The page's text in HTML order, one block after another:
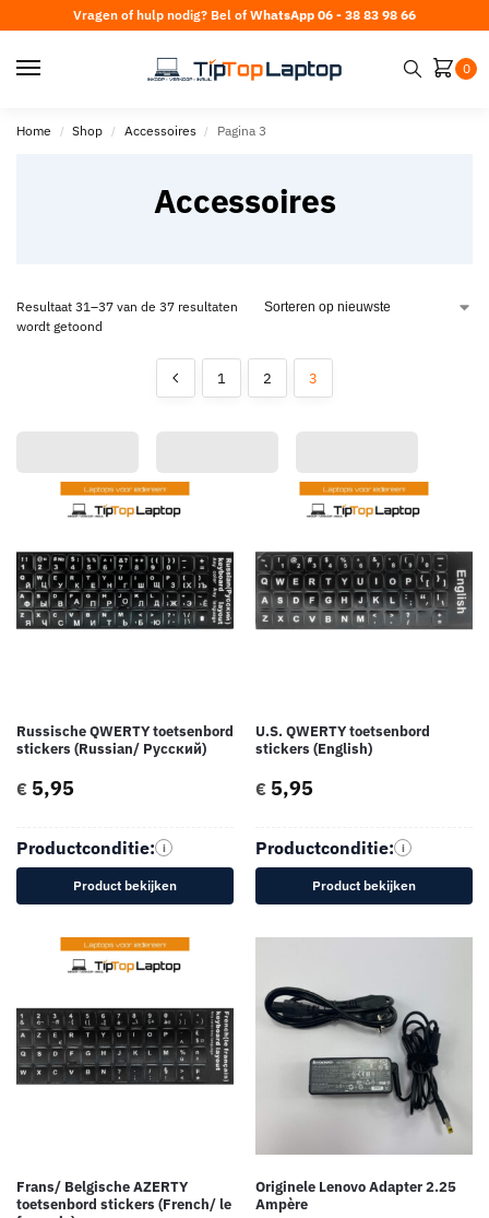
Vragen of hulp nodig? Bel of WhatsApp 06 - 38 83 98 66
0
Home / Shop / Accessoires / Pagina 3
Accessoires
Resultaat 31–37 van de 37 resultaten
wordt getoond
1 2 3
Russische QWERTY toetsenbord
stickers (Russian/ Русский)
€ 5,95
Productconditie: i
Product bekijken
U.S. QWERTY toetsenbord
stickers (English)
€ 5,95
Productconditie: i
Product bekijken
Frans/ Belgische AZERTY
toetsenbord stickers (French/ le
Originele Lenovo Adapter 2.25
Ampère